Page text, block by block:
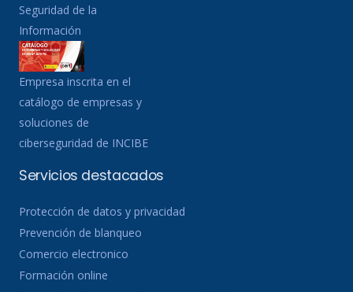
Seguridad de la
Información
Empresa inscrita en el
catálogo de empresas y
soluciones de
ciberseguridad de INCIBE
Servicios destacados
Protección de datos y privacidad
Prevención de blanqueo
Comercio electronico
Formación online